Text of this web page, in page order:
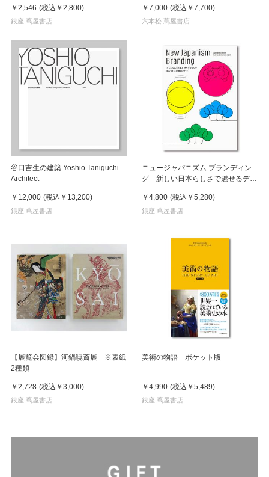
￥2,546 (税込 ￥2,800)
銀座 蔦屋書店
￥7,000 (税込 ￥7,700)
六本松 蔦屋書店
谷口吉生の建築 Yoshio Taniguchi
Architect
￥12,000 (税込 ￥13,200)
銀座 蔦屋書店
ニュージャパニズム ブランディン
グ 新しい日本らしさで魅せるデザ
￥4,800 (税込 ￥5,280)
銀座 蔦屋書店
【展覧会図録】河鍋暁斎展 ※表紙
2種類
￥2,728 (税込 ￥3,000)
銀座 蔦屋書店
美術の物語 ポケット版
￥4,990 (税込 ￥5,489)
銀座 蔦屋書店